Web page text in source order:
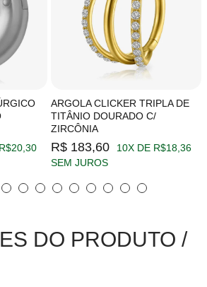
ARGOLA CLICKER TRIPLA DE
TITÂNIO DOURADO C/
ZIRCÔNIA
R$ 183,60
10X DE R$18,36
SEM JUROS
DO PRODUTO /